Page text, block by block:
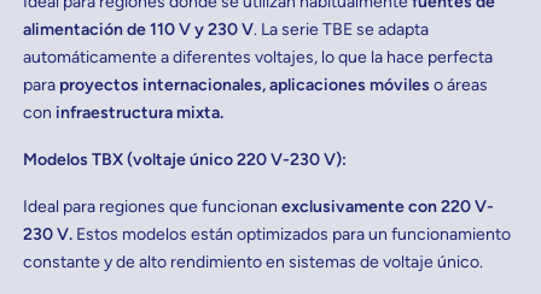
alimentación de 110 V y 230 V. La serie TBE se adapta
automáticamente a diferentes voltajes, lo que la hace perfecta
para proyectos internacionales, aplicaciones móviles o áreas
con infraestructura mixta.
Modelos TBX (voltaje único 220 V-230 V):
Ideal para regiones que funcionanexclusivamente con 220 V-
230 V. Estos modelos están optimizados para un funcionamiento
constante y de alto rendimiento en sistemas de voltaje único.